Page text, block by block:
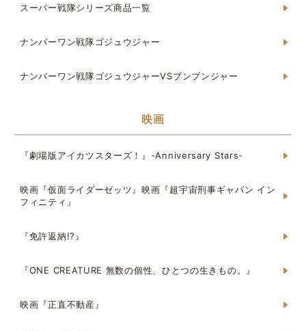
スーパー戦隊シリーズ商品一覧
ナンバーワン戦隊ゴジュウジャー
ナンバーワン戦隊ゴジュウジャーVSブンブンジャー
映画
『劇場版アイカツスターズ！』-Anniversary Stars-
映画『仮面ライダーゼッツ』映画『超宇宙刑事ギャバン イン
フィニティ』
『免許返納!?』
『ONE CREATURE 無数の個性、ひとつの生きもの。』
映画『正直不動産』